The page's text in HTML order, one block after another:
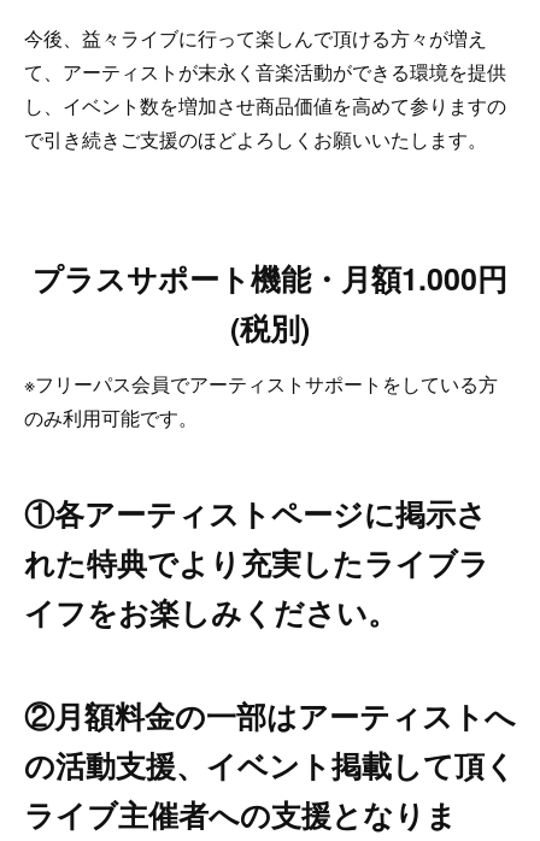
今後、益々ライブに行って楽しんで頂ける方々が増え
て、アーティストが末永く音楽活動ができる環境を提供
し、イベント数を増加させ商品価値を高めて参りますの
で引き続きご支援のほどよろしくお願いいたします。
プラスサポート機能・月額1.000円
(税別)
※フリーパス会員でアーティストサポートをしている方
のみ利用可能です。
①各アーティストページに掲示さ
れた特典でより充実したライブラ
イフをお楽しみください。
②月額料金の一部はアーティストへ
の活動支援、イベント掲載して頂く
ライブ主催者への支援となりま